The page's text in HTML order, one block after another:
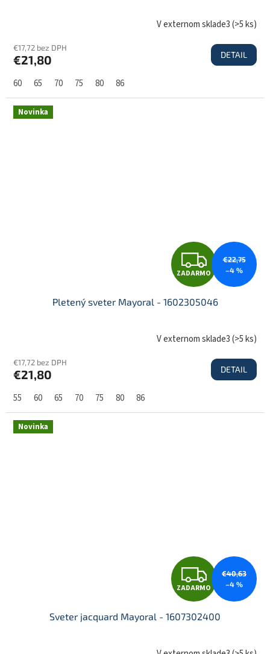
D
A
R
V externom sklade3(>5 ks)
€17,72 bez DPH
€21,80 DETAIL
60 65 70 75 80 86
Novinka
Z
A
D
A
R
ZADARMO
€22,75
–4 %
Pletený sveter Mayoral - 1602305046
V externom sklade3(>5 ks)
€17,72 bez DPH
€21,80 DETAIL
55 60 65 70 75 80 86
Novinka
Z
A
ZADARMO
€40,63
–4 %
Sveter jacquard Mayoral - 1607302400